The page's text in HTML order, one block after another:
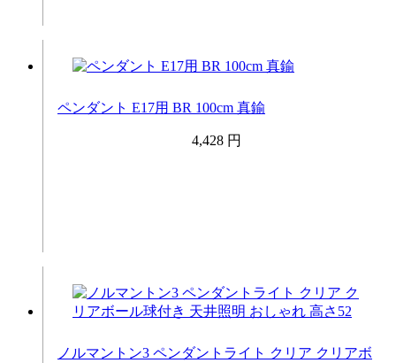
ペンダント E17用 BR 100cm 真鍮
4,428 円
ノルマントン3 ペンダントライト クリア クリアボ